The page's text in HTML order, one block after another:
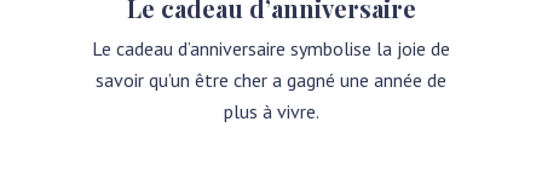
Le cadeau d’anniversaire
Le cadeau d’anniversaire symbolise la joie de
savoir qu’un être cher a gagné une année de
plus à vivre.